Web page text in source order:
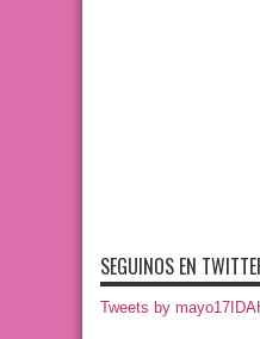
SEGUINOS EN
Tweets by